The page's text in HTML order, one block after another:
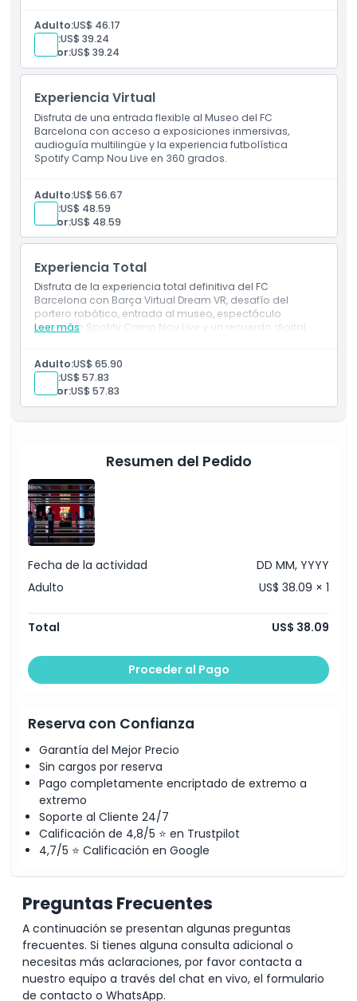
Política de Cancelación
Adulto:US$ 46.17
Niño:US$ 39.24
Senior:US$ 39.24
Experiencia Virtual
Disfruta de una entrada flexible al Museo del FC
Barcelona con acceso a exposiciones inmersivas,
audioguía multilingüe y la experiencia futbolística
Spotify Camp Nou Live en 360 grados.
Adulto:US$ 56.67
Niño:US$ 48.59
Senior:US$ 48.59
Experiencia Total
Disfruta de la experiencia total definitiva del FC
Barcelona con Barça Virtual Dream VR, desafío del
portero robótico, entrada al museo, espectáculo
inmersivo Spotify Camp Nou Live y un recuerdo digital.
Leer más
Adulto:US$ 65.90
Niño:US$ 57.83
Senior:US$ 57.83
Resumen del Pedido
Fecha de la actividad
DD MM, YYYY
Adulto
US$ 38.09 × 1
Total US$ 38.09
Proceder al Pago
Reserva con Confianza
Garantía del Mejor Precio
Sin cargos por reserva
Pago completamente encriptado de extremo a
extremo
Soporte al Cliente 24/7
Calificación de 4,8/5 ⭐ en Trustpilot
4,7/5 ⭐ Calificación en Google
Preguntas Frecuentes
A continuación se presentan algunas preguntas
frecuentes. Si tienes alguna consulta adicional o
necesitas más aclaraciones, por favor contacta a
nuestro equipo a través del chat en vivo, el formulario
de contacto o WhatsApp.